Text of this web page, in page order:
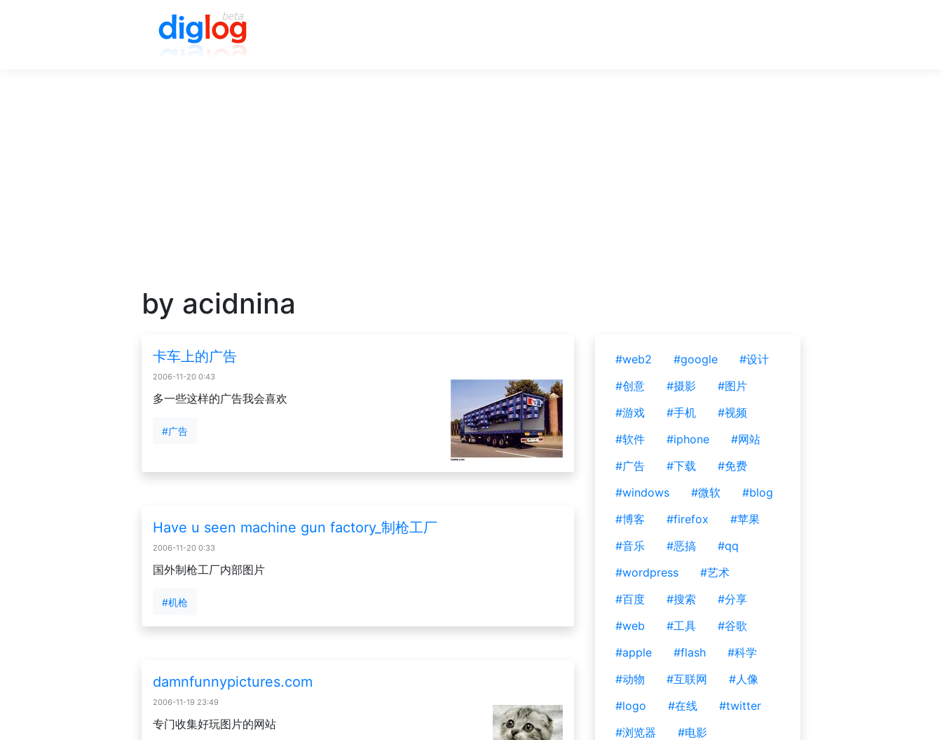
by acidnina
卡车上的广告
2006-11-20 0:43
多一些这样的广告我会喜欢
#广告
Have u seen machine gun factory_制枪工厂
2006-11-20 0:33
国外制枪工厂内部图片
#机枪
damnfunnypictures.com
2006-11-19 23:49
专门收集好玩图片的网站
#web2 #google
#设计
#创意
#摄影
#图片
#游戏
#手机
#视频
#软件
#iphone
#网站
#广告
#下载
#免费
#windows
#微软
#blog
#博客
#firefox
#苹果
#音乐
#恶搞
#qq
#wordpress
#艺术
#百度
#搜索
#分享
#web
#工具
#谷歌
#apple
#flash
#科学
#动物
#互联网
#人像
#logo
#在线
#twitter
#浏览器
#电影